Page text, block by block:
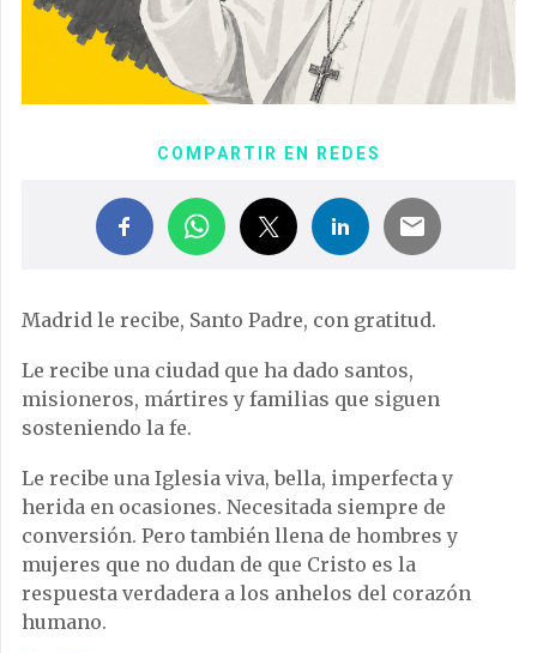
COMPARTIR EN REDES
Madrid le recibe, Santo Padre, con gratitud.
Le recibe una ciudad que ha dado santos,
misioneros, mártires y familias que siguen
sosteniendo la fe.
Le recibe una Iglesia viva, bella, imperfecta y
herida en ocasiones. Necesitada siempre de
conversión. Pero también llena de hombres y
mujeres que no dudan de que Cristo es la
respuesta verdadera a los anhelos del corazón
humano.